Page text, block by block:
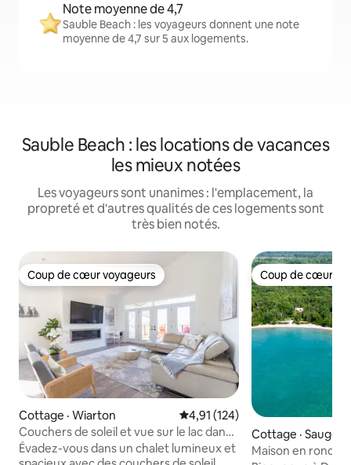
Note moyenne de 4,7
Sauble Beach : les voyageurs donnent une note
moyenne de 4,7 sur 5 aux logements.
Sauble Beach : les locations de vacances
les mieux notées
Les voyageurs sont unanimes : l'emplacement, la
propreté et d'autres qualités de ces logements sont
très bien notés.
Coup de cœur voyageurs
Coup de cœur voyageurs
Cottage · Wiarton Note moyenne de 4,91 sur 5,
4,91 (124)
Couchers de soleil et vue sur le lac dans
un spacieux chalet moderne
Évadez-vous dans un chalet lumineux et
Coup de cœur
Coup de cœur
Cottage ·
Maison en